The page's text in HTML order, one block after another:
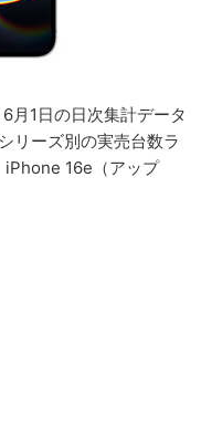
月1日の日次集計データ
リーズ別の実売台数ラ
16e（アップ